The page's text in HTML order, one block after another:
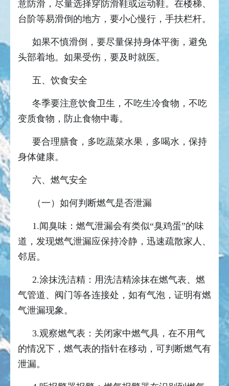
意防滑，尽量选择穿防滑鞋或运动鞋。在楼梯、
台阶等易滑倒的地方，要小心慢行，手扶栏杆。
如果不慎滑倒，要尽量保持身体平衡，避免
头部着地。如果受伤，要及时就医。
五、饮食安全
冬季要注意饮食卫生，不吃生冷食物，不吃
变质食物，防止食物中毒。
要合理膳食，多吃蔬菜水果，多喝水，保持
身体健康。
六、燃气安全
（一）如何判断燃气是否泄漏
1.闻臭味：燃气泄漏会有类似“臭鸡蛋”的味
道，发现燃气泄漏应保持冷静，迅速疏散家人、
邻居。
2.涂抹洗洁精：用洗洁精涂抹在燃气表、燃
气管道、阀门等各连接处，如有气泡，证明有燃
气泄漏现象。
3.观察燃气表：关闭家中燃气具，在不用气
的情况下，燃气表的指针在移动，可判断燃气有
泄漏。